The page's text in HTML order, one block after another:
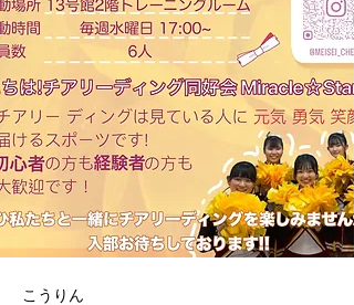
こうりん